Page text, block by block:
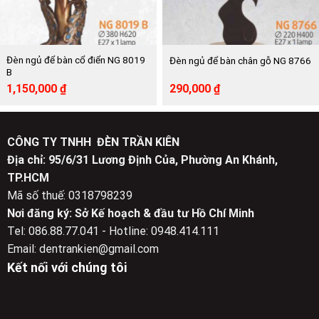
Đèn ngủ để bàn cổ điển NG 8019
B
Giá
gốc
là:
1,150,000 ₫Giá
hiện
tại
1,150,000 ₫.
Đèn ngủ để bàn chân gỗ NG 8766
Giá
là:
290,000 ₫Giá
hiện
tại
CÔNG TY TNHH ĐÈN TRẦN KIÊN
Địa chỉ: 95/6/31 Lương Định Của, Phường An Khánh,
TP.HCM
Mã số thuế: 0318798239
Nơi đăng ký: Sở Kế hoạch & đầu tư Hồ Chí Minh
Tel: 086.88.77.041 - Hotline: 0948.414.111
Email: dentrankien@gmail.com
Kết nối với chúng tôi